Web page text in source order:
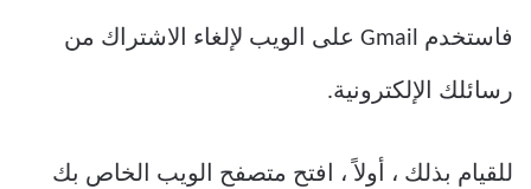
فاستخدم Gmail على الويب لإلغاء الاشتراك من
رسائلك الإلكترونية.
للقيام بذلك ، أولاً ، افتح متصفح الويب الخاص بك